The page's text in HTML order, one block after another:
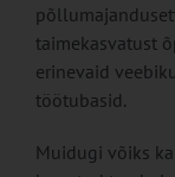
taimekasvatust
erinevaid
töötubasid.
Muidugi võiks